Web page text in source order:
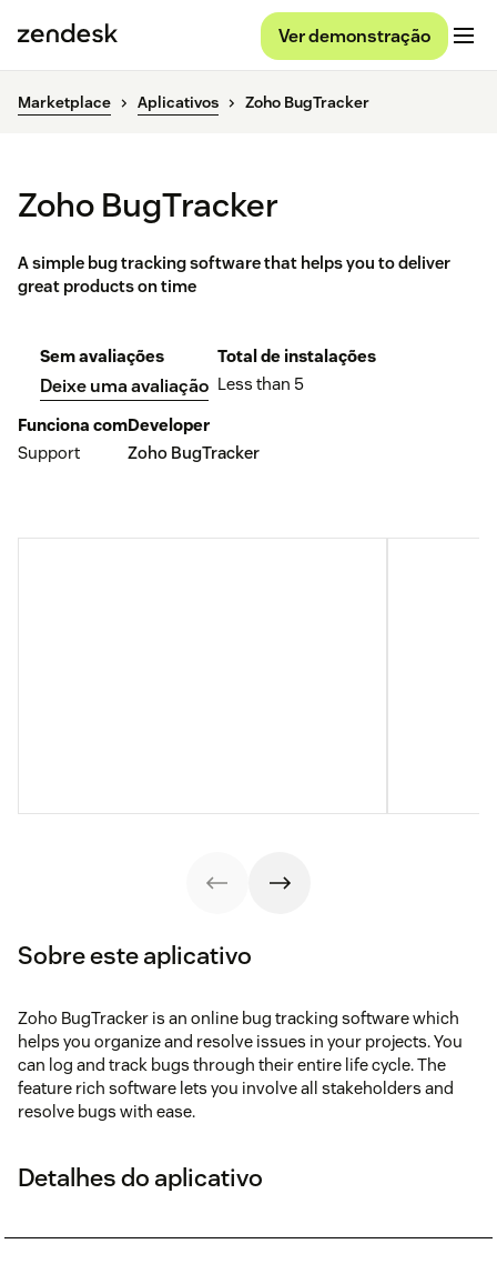
Ver demonstração
Marketplace Aplicativos Zoho BugTracker
Zoho BugTracker
A simple bug tracking software that helps you to deliver
great products on time
Sem avaliações
Deixe uma avaliação
Total de instalações
Less than 5
Funciona com
Support
Developer
Zoho BugTracker
Sobre este aplicativo
Zoho BugTracker is an online bug tracking software which
helps you organize and resolve issues in your projects. You
can log and track bugs through their entire life cycle. The
feature rich software lets you involve all stakeholders and
resolve bugs with ease.
Detalhes do aplicativo